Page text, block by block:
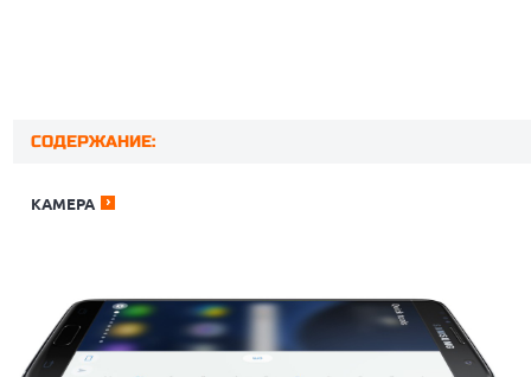
СОДЕРЖАНИЕ:
КАМЕРА